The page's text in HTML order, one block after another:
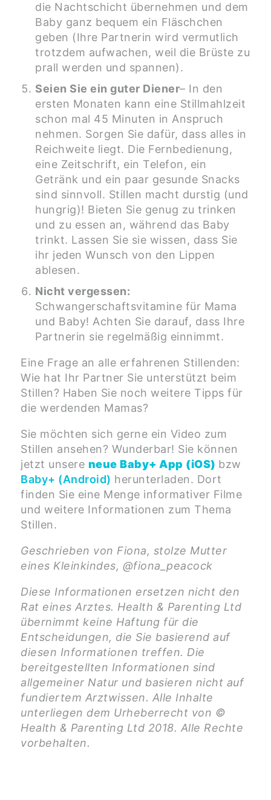
die Nachtschicht übernehmen und dem
Baby ganz bequem ein Fläschchen
geben (Ihre Partnerin wird vermutlich
trotzdem aufwachen, weil die Brüste zu
prall werden und spannen).
Seien Sie ein guter Diener– In den
ersten Monaten kann eine Stillmahlzeit
schon mal 45 Minuten in Anspruch
nehmen. Sorgen Sie dafür, dass alles in
Reichweite liegt. Die Fernbedienung,
eine Zeitschrift, ein Telefon, ein
Getränk und ein paar gesunde Snacks
sind sinnvoll. Stillen macht durstig (und
hungrig)! Bieten Sie genug zu trinken
und zu essen an, während das Baby
trinkt. Lassen Sie sie wissen, dass Sie
ihr jeden Wunsch von den Lippen
ablesen.
Nicht vergessen:
Schwangerschaftsvitamine für Mama
und Baby! Achten Sie darauf, dass Ihre
Partnerin sie regelmäßig einnimmt.
Eine Frage an alle erfahrenen Stillenden:
Wie hat Ihr Partner Sie unterstützt beim
Stillen? Haben Sie noch weitere Tipps für
die werdenden Mamas?
Sie möchten sich gerne ein Video zum
Stillen ansehen? Wunderbar! Sie können
jetzt unsere neue Baby+ App (iOS) bzw
Baby+ (Android) herunterladen. Dort
finden Sie eine Menge informativer Filme
und weitere Informationen zum Thema
Stillen.
Geschrieben von Fiona, stolze Mutter
eines Kleinkindes, @fiona_peacock
Diese Informationen ersetzen nicht den
Rat eines Arztes. Health & Parenting Ltd
übernimmt keine Haftung für die
Entscheidungen, die Sie basierend auf
diesen Informationen treffen. Die
bereitgestellten Informationen sind
allgemeiner Natur und basieren nicht auf
fundiertem Arztwissen. Alle Inhalte
unterliegen dem Urheberrecht von ©
Health & Parenting Ltd 2018. Alle Rechte
vorbehalten.